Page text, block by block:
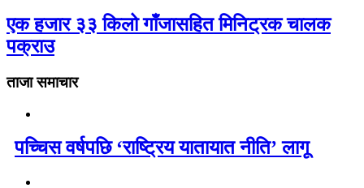
एक हजार ३३ किलो गाँजासहित मिनिट्रक चालक
पक्राउ
ताजा समाचार
पच्चिस वर्षपछि ‘राष्ट्रिय यातायात नीति’ लागू